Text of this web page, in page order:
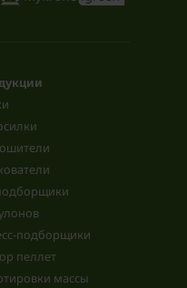
подборщики
пеллет
массы